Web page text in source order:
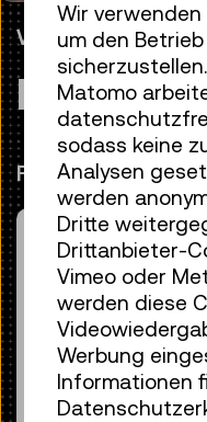
VIRTUELLER
Fr 14. Juli 2023
Ausstellungsbesuch
Aufreiter, der seine
Sonderausstellung
Zeit“ zeigt. Die
aktuellen Fragen
Klimawandel
können, um die
Cookies für
Wir
um den
Matomo
sodass keine
Analysen
werden
Dritte
Drittanbieter-
Vimeo oder
werden diese
Werbung
Informationen